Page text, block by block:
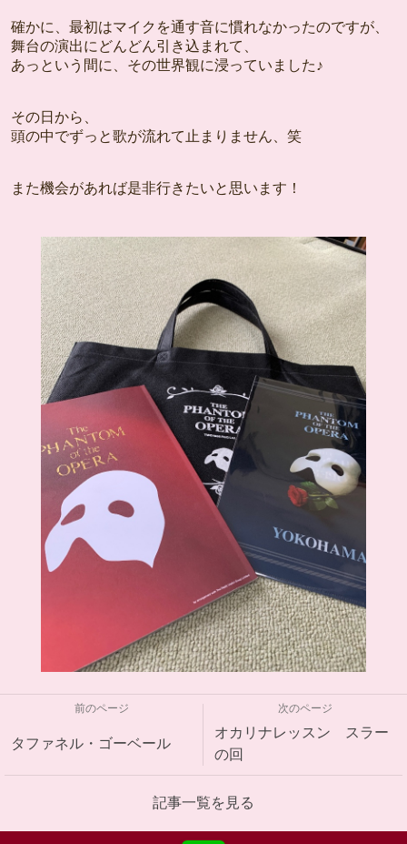
確かに、最初はマイクを通す音に慣れなかったのですが、
舞台の演出にどんどん引き込まれて、
あっという間に、その世界観に浸っていました♪
その日から、
頭の中でずっと歌が流れて止まりません、笑
また機会があれば是非行きたいと思います！
前のページ
タファネル・ゴーベール
次のページ
オカリナレッスン スラー
の回
記事一覧を見る